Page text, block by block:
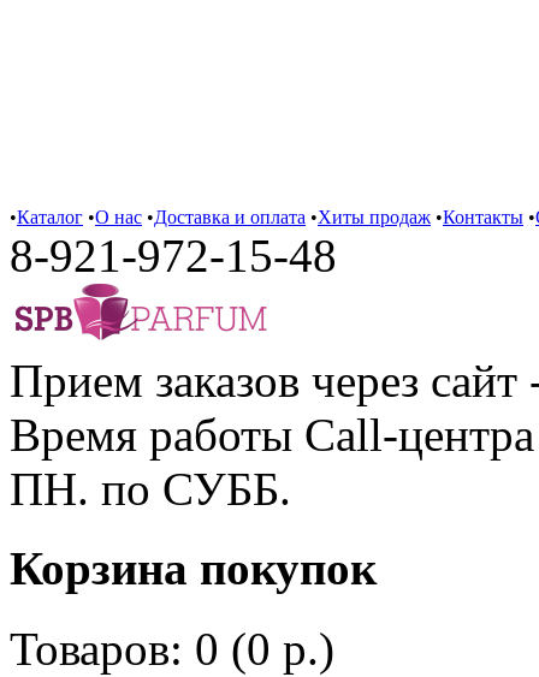
•Каталог •О нас •Доставка и оплата •Хиты продаж •Контакты •
8-921-972-15-48
Прием заказов через сайт
Время работы Call-
ПН. по СУББ.
Корзина покупок
Товаров: 0 (0 р.)